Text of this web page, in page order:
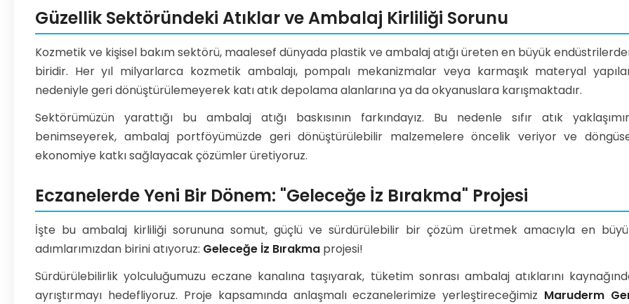
Güzellik Sektöründeki Atıklar ve Ambalaj Kirliliği Sorunu
Kozmetik ve kişisel bakım sektörü, maalesef dünyada plastik ve ambalaj atığı üreten en büyük
biridir. Her yıl milyarlarca kozmetik ambalajı, pompalı mekanizmalar veya karmaşık materyal
nedeniyle geri dönüştürülemeyerek katı atık depolama alanlarına ya da okyanuslara karışmaktadır.
Sektörümüzün yarattığı bu ambalaj atığı baskısının farkındayız. Bu nedenle sıfır atık
benimseyerek, ambalaj portföyümüzde geri dönüştürülebilir malzemelere öncelik veriyor ve
ekonomiye katkı sağlayacak çözümler üretiyoruz.
Eczanelerde Yeni Bir Dönem: "Geleceğe İz Bırakma" Projesi
İşte bu ambalaj kirliliği sorununa somut, güçlü ve sürdürülebilir bir çözüm üretmek amacıyla en
adımlarımızdan birini atıyoruz: Geleceğe İz Bırakma projesi!
Sürdürülebilirlik yolculuğumuzu eczane kanalına taşıyarak, tüketim sonrası ambalaj atıklarını
ayrıştırmayı hedefliyoruz. Proje kapsamında anlaşmalı eczanelerimize yerleştireceğimiz Maruderm